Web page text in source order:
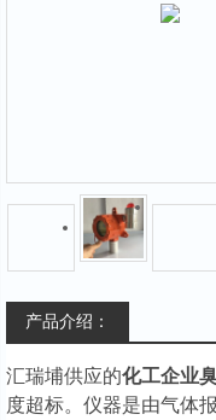
产品介绍：
汇瑞埔供应的化工企业
度超标。仪器是由气体